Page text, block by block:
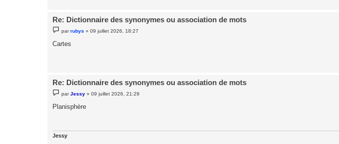
Re: Dictionnaire des synonymes ou association de mots
e
s
parrubys »09 juillet 2026, 18:27
Cartes
Re: Dictionnaire des synonymes ou association de mots
e
s
parJessy »09 juillet 2026, 21:29
Planisphère
Jessy